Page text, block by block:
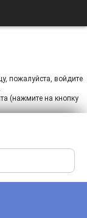
пожалуйста, войдите
(нажмите на кнопку